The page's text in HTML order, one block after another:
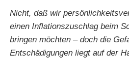
Nicht, daß wir
einen Inflationszuschlag beim
bringen möchten – doch die
Entschädigungen liegt auf der